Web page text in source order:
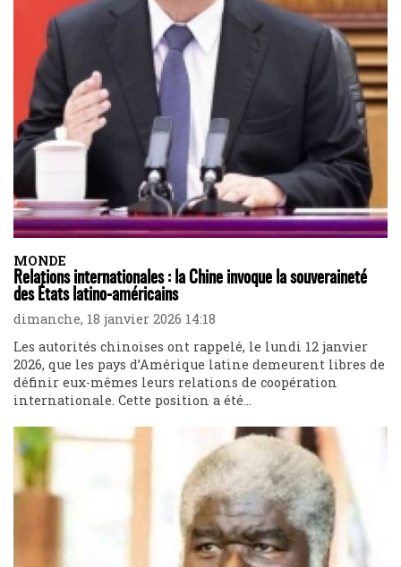
MONDE
Relations internationales : la Chine invoque la souveraineté
des États latino-américains
dimanche, 18 janvier 2026 14:18
Les autorités chinoises ont rappelé, le lundi 12 janvier
2026, que les pays d’Amérique latine demeurent libres de
définir eux-mêmes leurs relations de coopération
internationale. Cette position a été...